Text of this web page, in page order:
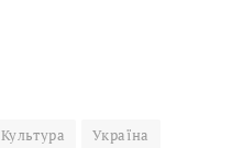
Культура Україна